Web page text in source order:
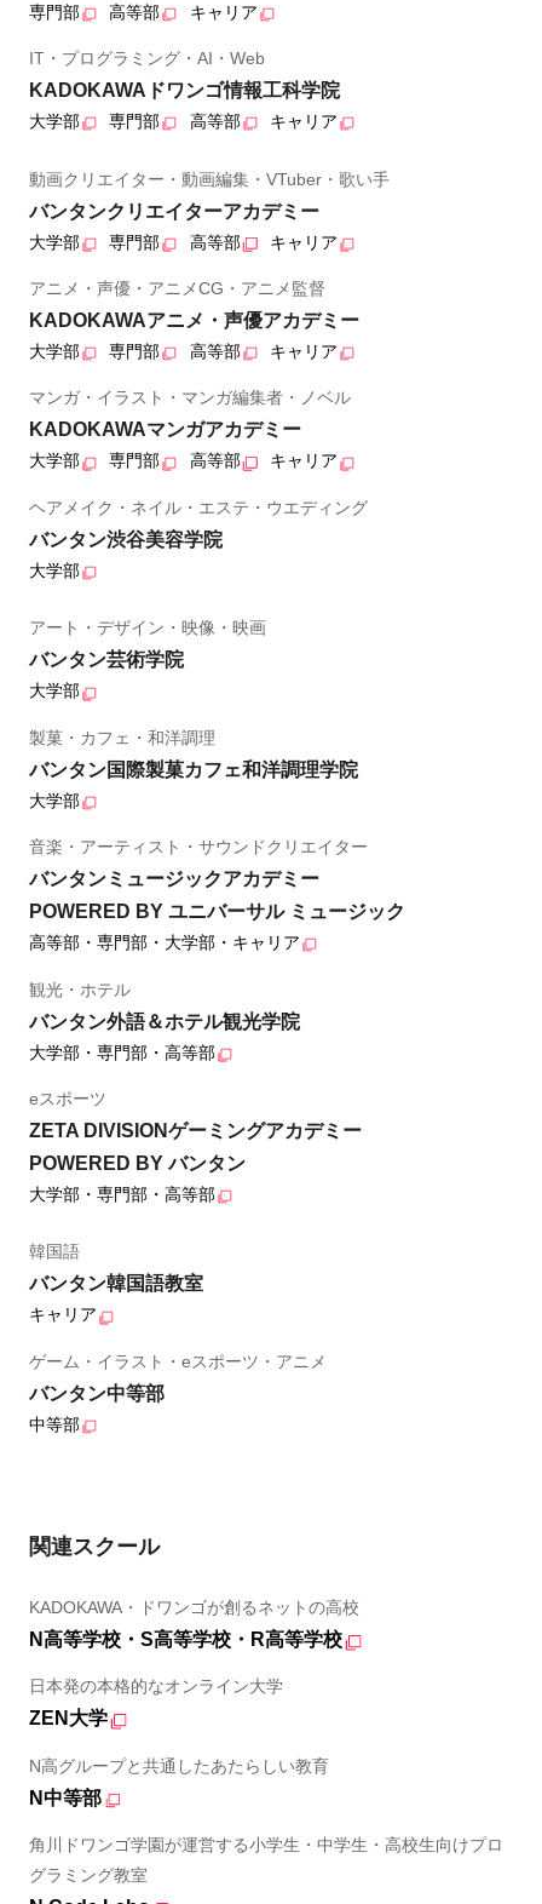
専門部 高等部 キャリア
IT・プログラミング・AI・Web
KADOKAWAドワンゴ情報工科学院
大学部 専門部 高等部 キャリア
動画クリエイター・動画編集・VTuber・歌い手
バンタンクリエイターアカデミー
大学部 専門部 高等部 キャリア
アニメ・声優・アニメCG・アニメ監督
KADOKAWAアニメ・声優アカデミー
大学部 専門部 高等部 キャリア
マンガ・イラスト・マンガ編集者・ノベル
KADOKAWAマンガアカデミー
大学部 専門部 高等部 キャリア
ヘアメイク・ネイル・エステ・ウエディング
バンタン渋谷美容学院
大学部
アート・デザイン・映像・映画
バンタン芸術学院
大学部
製菓・カフェ・和洋調理
バンタン国際製菓カフェ和洋調理学院
大学部
音楽・アーティスト・サウンドクリエイター
バンタンミュージックアカデミー
POWERED BY ユニバーサル ミュージック
高等部・専門部・大学部・キャリア
観光・ホテル
バンタン外語＆ホテル観光学院
大学部・専門部・高等部
eスポーツ
ZETA DIVISIONゲーミングアカデミー
POWERED BY バンタン
大学部・専門部・高等部
韓国語
バンタン韓国語教室
キャリア
ゲーム・イラスト・eスポーツ・アニメ
バンタン中等部
中等部
関連スクール
KADOKAWA・ドワンゴが創るネットの高校
N高等学校・S高等学校・R高等学校
日本発の本格的なオンライン大学
ZEN大学
N高グループと共通したあたらしい教育
N中等部
角川ドワンゴ学園が運営する小学生・中学生・高校生向けプロ
グラミング教室